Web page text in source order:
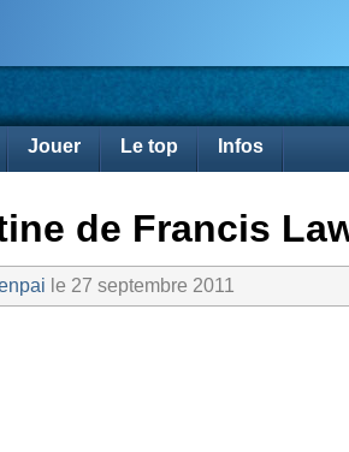
Jouer Le top Infos
de Francis
le 27 septembre 2011